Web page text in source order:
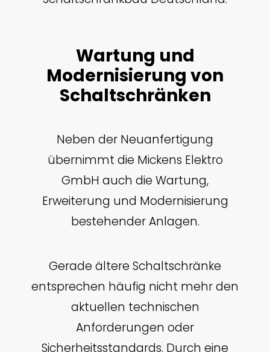
Wartung und
Modernisierung von
Schaltschränken
Neben der Neuanfertigung
übernimmt die Mickens Elektro
GmbH auch die Wartung,
Erweiterung und Modernisierung
bestehender Anlagen.
Gerade ältere Schaltschränke
entsprechen häufig nicht mehr den
aktuellen technischen
Anforderungen oder
Sicherheitsstandards. Durch eine